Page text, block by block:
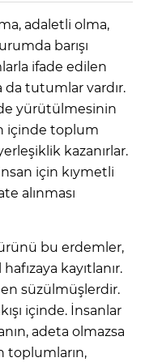
adaletli olma,
barışı
ifade edilen
da tutumlar vardır.
yürütülmesinin
içinde toplum
kazanırlar.
için kıymetli
alınması
ürünü bu erdemler,
kayıtlanır.
süzülmüşlerdir.
içinde. İnsanlar
adeta olmazsa
toplumların,